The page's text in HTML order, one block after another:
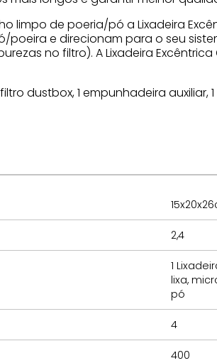
limpo de poeria/pó a Lixadeira
e direcionam para o seu
no filtro). A Lixadeira
dustbox, 1 empunhadeira
2,4
1
lixa,
pó
4
400